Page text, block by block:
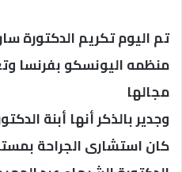
تم اليوم تكريم الدكتورة
منظمه اليونسكو بفرنسا
مجالها
وجدير بالذكر أنها أبنة
كان استشارى الجراحة